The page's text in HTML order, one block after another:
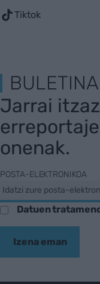
Tiktok
BULETINA
Jarrai
onenak.
POSTA-ELEKTRONIKOA
Datuen
Izena eman